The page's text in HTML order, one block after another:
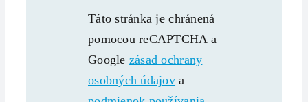
Táto stránka je chránená
pomocou reCAPTCHA a
Google zásad ochrany
osobných údajov a